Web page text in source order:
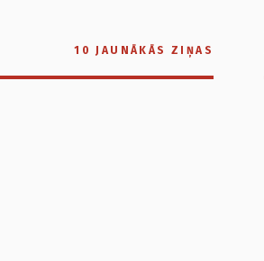
10 JAUNĀKĀS ZIŅAS